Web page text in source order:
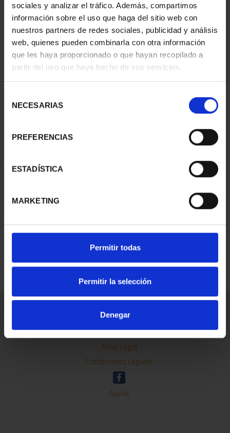
sociales y analizar el tráfico. Además, compartimos
información sobre el uso que haga del sitio web con
nuestros partners de redes sociales, publicidad y análisis
web, quienes pueden combinarla con otra información
que les haya proporcionado o que hayan recopilado a
partir del uso que haya hecho de sus servicios.
NECESARIAS
PREFERENCIAS
ESTADÍSTICA
MARKETING
Permitir todas
Permitir la selección
Denegar
73,00 €
REFINAR
Contacto
Preguntas Frequentes (FAQs)
Aviso Legal
Condiciones Legales
Ayuda